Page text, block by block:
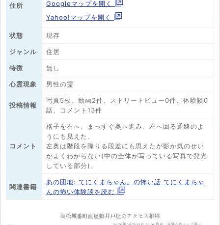
住所
Googleマップを開く
Yahoo!マップを開く
状態 現存
ジャンル 住居
特徴 無し
心霊現象 男性の霊
投稿情報
写真5枚、動画2件、ストリートビュー0件、体験談0
話、コメント13件
コメント
格子を右へ、まっすぐ奥へ進み、左へ回る通路のよ
うにも見えた。
左奥は階段を降りる段差にも思えたが影か気のせい
かよくわからない(中の全体が写っている写真で発光
している部分)。
関連書籍
あの団地: てにくまちゃん。の怖い話 てにくまちゃ
んの怖い体験談を読む